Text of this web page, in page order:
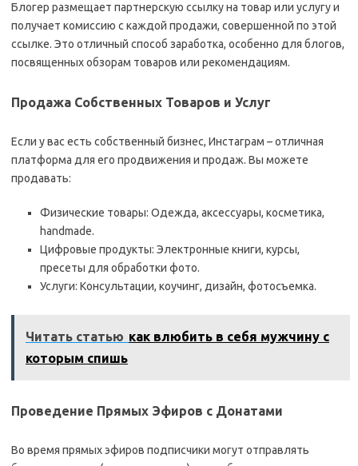
Блогер размещает партнерскую ссылку на товар или услугу и
получает комиссию с каждой продажи, совершенной по этой
ссылке. Это отличный способ заработка, особенно для блогов,
посвященных обзорам товаров или рекомендациям.
Продажа Собственных Товаров и Услуг
Если у вас есть собственный бизнес, Инстаграм – отличная
платформа для его продвижения и продаж. Вы можете
продавать:
Физические товары: Одежда, аксессуары, косметика,
handmade.
Цифровые продукты: Электронные книги, курсы,
пресеты для обработки фото.
Услуги: Консультации, коучинг, дизайн, фотосъемка.
Читать статью как влюбить в себя мужчину с
которым спишь
Проведение Прямых Эфиров с Донатами
Во время прямых эфиров подписчики могут отправлять